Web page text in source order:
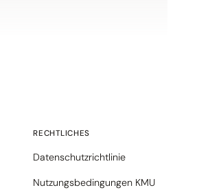
RECHTLICHES
Datenschutzrichtlinie
Nutzungsbedingungen KMU